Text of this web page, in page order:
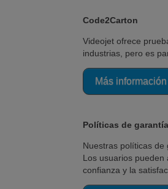
Code2Carton
Videojet ofrece
industrias, pero es
Más
Políticas de
Nuestras políticas
Los usuarios
confianza y la